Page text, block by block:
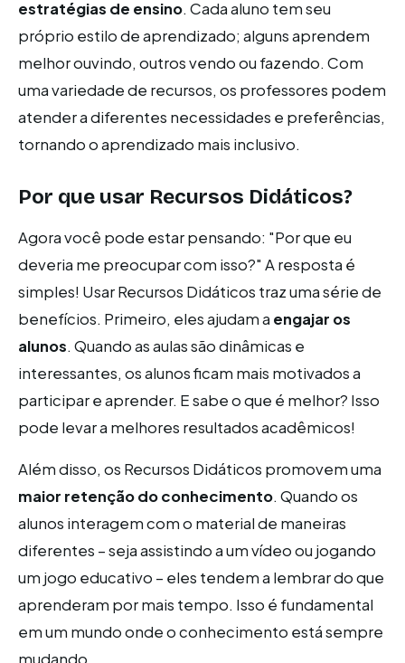
estratégias de ensino. Cada aluno tem seu
próprio estilo de aprendizado; alguns aprendem
melhor ouvindo, outros vendo ou fazendo. Com
uma variedade de recursos, os professores podem
atender a diferentes necessidades e preferências,
tornando o aprendizado mais inclusivo.
Por que usar Recursos Didáticos?
Agora você pode estar pensando: "Por que eu
deveria me preocupar com isso?" A resposta é
simples! Usar Recursos Didáticos traz uma série de
benefícios. Primeiro, eles ajudam a engajar os
alunos. Quando as aulas são dinâmicas e
interessantes, os alunos ficam mais motivados a
participar e aprender. E sabe o que é melhor? Isso
pode levar a melhores resultados acadêmicos!
Além disso, os Recursos Didáticos promovem uma
maior retenção do conhecimento. Quando os
alunos interagem com o material de maneiras
diferentes – seja assistindo a um vídeo ou jogando
um jogo educativo – eles tendem a lembrar do que
aprenderam por mais tempo. Isso é fundamental
em um mundo onde o conhecimento está sempre
mudando.